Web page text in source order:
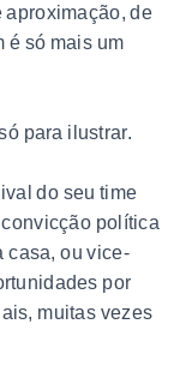
aproximação, de
é só mais um
para ilustrar.
do seu time
política
casa, ou vice-
por
muitas vezes